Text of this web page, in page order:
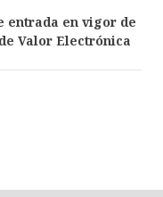
entrada en vigor de
Valor Electrónica